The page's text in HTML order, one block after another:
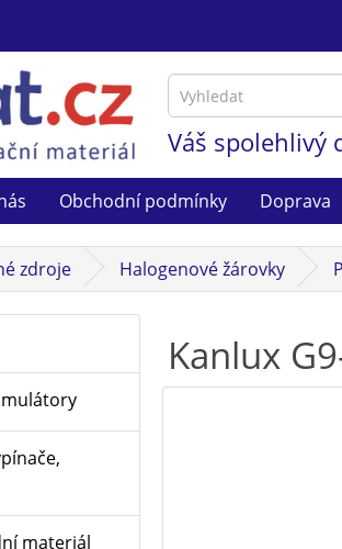
Váš spolehlivý
Obchodní podmínky Doprava
zdroje Halogenové žárovky
materiál
Kanlux